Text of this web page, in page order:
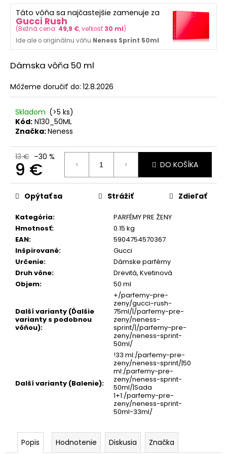
z
hviezdičiek.
Táto vôňa sa najčastejšie zamenuje za
Gucci Rush
(Bežná cena: 49,9 €, veľkosť 30 ml)
Ide ale o originálnu vôňu Neness Sprint 50ml
Dámska vôňa 50 ml
Môžeme doručiť do: 12.8.2026
Skladom (>5 ks)
Kód: N130_50ML
Značka:Neness
13 € –30 %
9 €
Jednotková
cena:
DO KOŠÍKA
Kategória:
PARFÉMY PRE ŽENY
Hmotnosť:
0.15 kg
EAN:
5904754570367
Inšpirované:
Gucci
Určenie:
Dámske parfémy
Druh vône:
Drevitá, Kvetinová
Objem: 50 ml
Další varianty (Ďalšie
varianty s podobnou
vôňou):
+/parfemy-pre-
zeny/gucci-rush-
75ml/|/parfemy-pre-
zeny/neness-
sprint/|/parfemy-pre-
zeny/neness-sprint-
50ml/
Další varianty (Balenie):
!33 ml:/parfemy-pre-
zeny/neness-sprint/|50
ml:/parfemy-pre-
zeny/neness-sprint-
50ml/|Sada
1+1:/parfemy-pre-
zeny/neness-sprint-
50ml-33ml/
Opýtať sa Strážiť Zdieľať
Popis Hodnotenie Diskusia Značka
a
m
SOL
VERANO
SWEET
APPLE
BODY
MIST
9,50
Pôvodne:
12
€